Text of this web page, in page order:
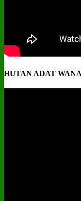
HUTAN ADAT